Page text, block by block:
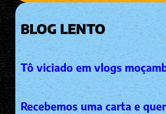
BLOG LENTO
Tô viciado em vlogs
Recebemos uma carta e